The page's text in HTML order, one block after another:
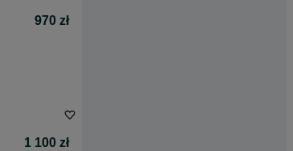
970 zł
1 100 zł